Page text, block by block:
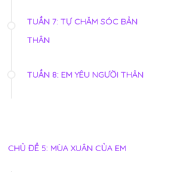
TUẦN 7: TỰ CHĂM SÓC BẢN
THÂN
TUẦN 8: EM YÊU NGƯỜI THÂN
CHỦ ĐỀ 5: MÙA XUÂN CỦA EM